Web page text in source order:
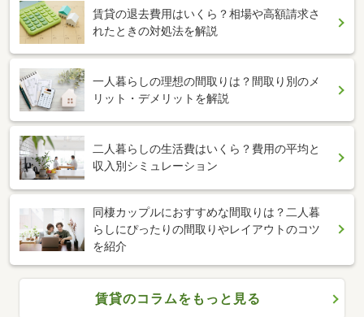
賃貸の退去費用はいくら？相場や高額請求さ
れたときの対処法を解説
一人暮らしの理想の間取りは？間取り別のメ
リット・デメリットを解説
二人暮らしの生活費はいくら？費用の平均と
収入別シミュレーション
同棲カップルにおすすめな間取りは？二人暮
らしにぴったりの間取りやレイアウトのコツ
を紹介
賃貸のコラムをもっと見る